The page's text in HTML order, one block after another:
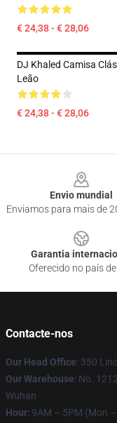
€ 24,38 - € 28,06
DJ Khaled Camisa
Leão
€ 24,38 - € 28,06
Envio mundial
Enviamos para mais de
Garantia
Oferecido no país
Contacte-nos
Our Head Office: 350
Our Warehouse: No.
Wuhan
Hour: 9AM – 5PM (Mon